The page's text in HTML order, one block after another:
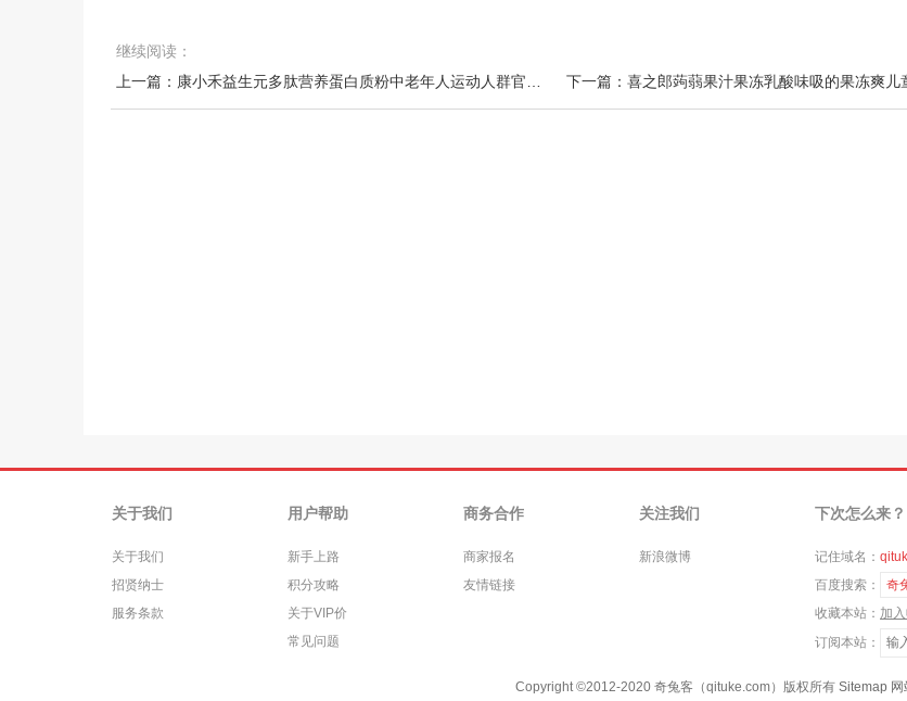
继续阅读：
关于我们
关于我们
招贤纳士
服务条款
用户帮助
新手上路
积分攻略
关于VIP价
常见问题
商务合作
商家报名
友情链接
关注我们
新浪微博
下次怎么来？
记住域名：
百度搜索：
奇
收藏本站： 加
订阅本站：
Copyright ©2012-2020 奇兔客（qituke.com）版权所有 Sitemap